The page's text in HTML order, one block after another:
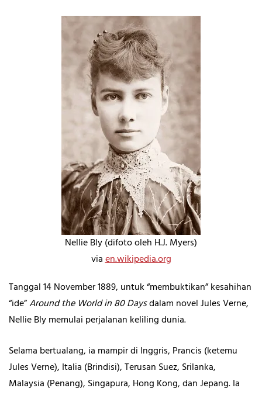
Nellie Bly (difoto oleh H.J. Myers)
viaen.wikipedia.org
Tanggal 14 November 1889, untuk “membuktikan” kesahihan
“ide”Around the World in 80 Daysdalam novel Jules Verne,
Nellie Bly memulai perjalanan keliling dunia.
Selama bertualang, ia mampir di Inggris, Prancis (ketemu
Jules Verne), Italia (Brindisi), Terusan Suez, Srilanka,
Malaysia (Penang), Singapura, Hong Kong, dan Jepang. Ia